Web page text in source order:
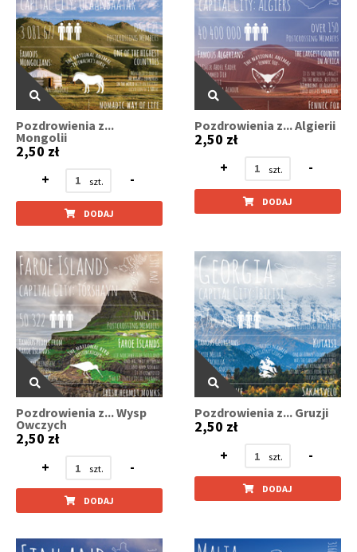
Pozdrowienia z...
Mongolii
2,50 zł
+
-
DODAJ
Pozdrowienia z... Algierii
2,50 zł
+
-
DODAJ
Pozdrowienia z... Wysp
Owczych
2,50 zł
+
-
DODAJ
Pozdrowienia z... Gruzji
2,50 zł
+
-
DODAJ